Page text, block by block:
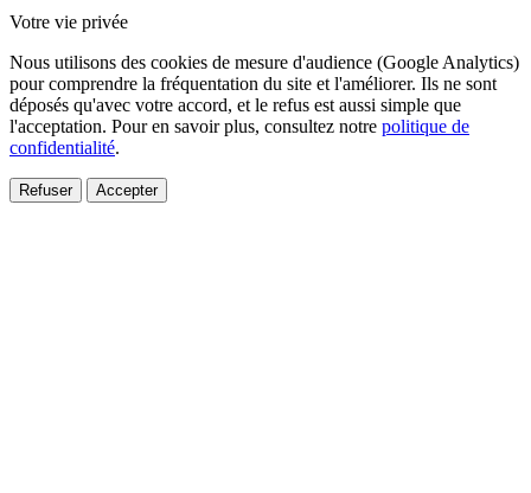
Votre vie privée
Nous utilisons des cookies de mesure d'audience (Google Analytics)
pour comprendre la fréquentation du site et l'améliorer. Ils ne sont
déposés qu'avec votre accord, et le refus est aussi simple que
l'acceptation. Pour en savoir plus, consultez notre politique de
confidentialité.
Refuser Accepter